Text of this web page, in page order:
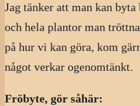
Jag tänker att man kan
och hela plantor man
på hur vi kan göra, kom
något verkar ogenomtänkt.
Fröbyte, gör såhär: